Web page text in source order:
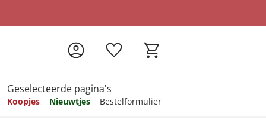
Geselecteerde pagina's
Koopjes Nieuwtjes Bestelformulier